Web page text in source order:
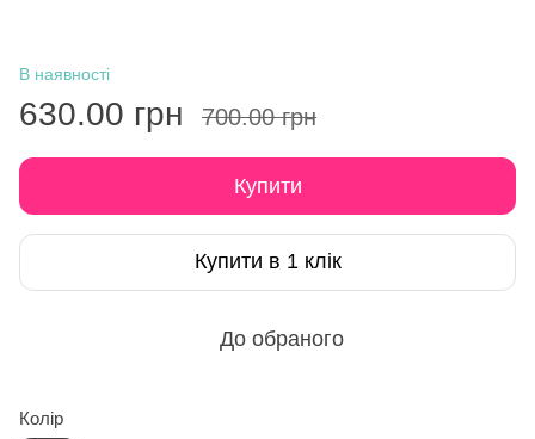
В наявності
630.00 грн 700.00 грн
Купити
Купити в 1 клік
До обраного
Колір